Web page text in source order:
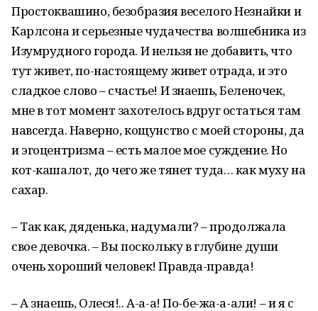
Простоквашино, безобразия веселого Незнайки и
Карлсона и серьезные чудачества волшебника из
Изумрудного города. И нельзя не добавить, что
тут живет, по-настоящему живет отрада, и это
сладкое слово – счастье! И знаешь, Беленочек,
мне в тот момент захотелось вдруг остаться там
навсегда. Наверно, кощунство с моей стороны, да
и эгоцентризма – есть малое мое суждение. Но
кот-кашалот, до чего же тянет туда… как муху на
сахар.
– Так как, дяденька, надумали? – продолжала
свое девочка. – Вы поскольку в глубине души
очень хороший человек! Правда-правда!
– А знаешь, Олеся!.. А-а-а! По-бе-жа-а-али! – и я с